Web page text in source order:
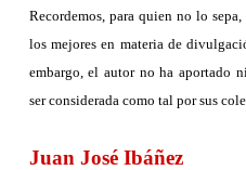
Recordemos, para quien no lo sepa,
los mejores en materia de
embargo, el autor no ha aportado
ser considerada como tal por sus
Juan José Ibáñez